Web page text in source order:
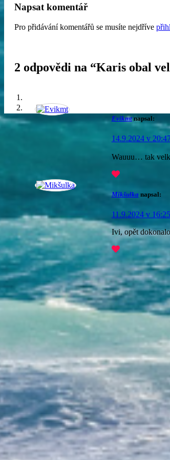
Napsat komentář
Pro přidávání komentářů se musíte nejdříve
2 odpovědi na “Karis obal
Evikmt napsal:
14.9.2024 v
Wauuu… tak
Mikšulka napsal:
11.9.2024 v 16:25
Ivi, opět